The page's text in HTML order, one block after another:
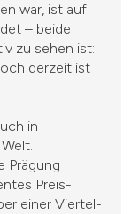
war, ist auf
– beide
zu sehen ist:
derzeit ist
in
Prägung
Preis-
einer Viertel-